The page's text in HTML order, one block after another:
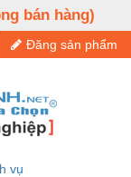
bán hàng)
Đăng sản phẩm
vụ